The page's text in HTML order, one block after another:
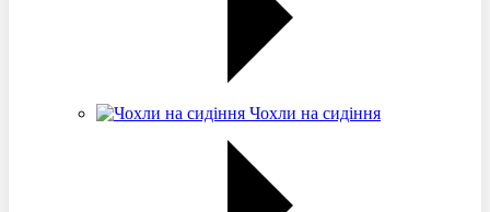
Чохли на сидіння